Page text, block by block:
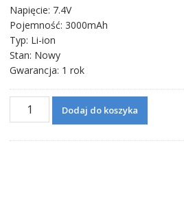
Napięcie: 7.4V
Pojemność: 3000mAh
Typ: Li-ion
Stan: Nowy
Gwarancja: 1 rok
ilość
Bateria
Dodaj do koszyka